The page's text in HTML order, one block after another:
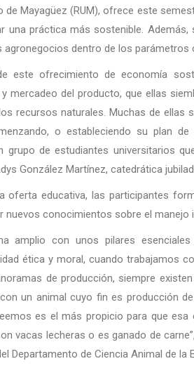
de Mayagüez (RUM), ofrece este
una práctica más sostenible.
agronegocios dentro de los parámetros
este ofrecimiento de economía
mercadeo del producto, que ellas
recursos naturales. Muchas de
o estableciendo su plan
grupo de estudiantes universitarios
González Martínez, catedrática
oferta educativa, las participantes
nuevos conocimientos sobre el manejo
amplio con unos pilares
ética y moral, cuando trabajamos
de producción, siempre
un animal cuyo fin es producción
es el más propicio para que
vacas lecheras o es ganado de
Departamento de Ciencia Animal de la